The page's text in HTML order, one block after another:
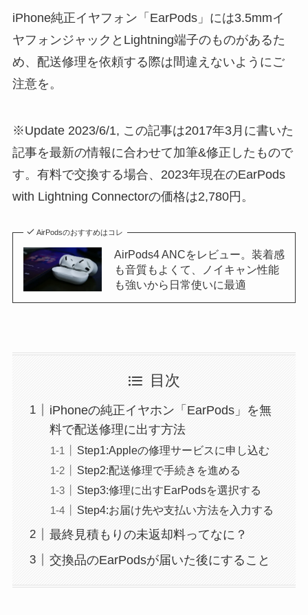
iPhone純正イヤフォン「EarPods」には3.5mmイ
ヤフォンジャックとLightning端子のものがあるた
め、配送修理を依頼する際は間違えないようにご
注意を。
※Update 2023/6/1, この記事は2017年3月に書いた
記事を最新の情報に合わせて加筆&修正したもので
す。有料で交換する場合、2023年現在のEarPods
with Lightning Connectorの価格は2,780円。
AirPodsのおすすめはコレ
AirPods4 ANCをレビュー。装着感
も音質もよくて、ノイキャン性能
も強いから日常使いに最適
目次
iPhoneの純正イヤホン「EarPods」を無
料で配送修理に出す方法
Step1:Appleの修理サービスに申し込む
Step2:配送修理で手続きを進める
Step3:修理に出すEarPodsを選択する
Step4:お届け先や支払い方法を入力する
最終見積もりの未返却料ってなに？
交換品のEarPodsが届いた後にすること